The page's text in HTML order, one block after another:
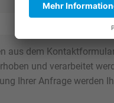
aus dem
und verarbeitet
Ihrer Anfrage werden